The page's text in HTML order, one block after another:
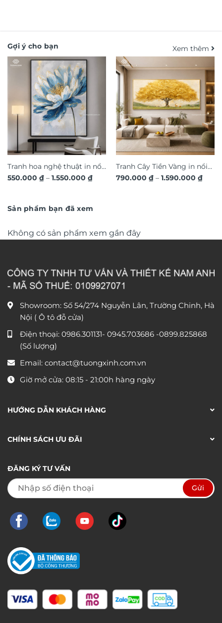
Gợi ý cho bạn Xem thêm
Tranh hoa nghệ thuật in nổi
3D hiệu ứng dát vàng sang
550.000 ₫ – 1.550.000 ₫Khoảng
1.550.000 ₫
Tranh Cây Tiền Vàng in nổi
3D dát vàng ánh kim sang
790.000 ₫ – 1.590.000 ₫
Sản phẩm bạn đã xem
Không có sản phẩm xem gần đây
Showroom: Số 54/274 Nguyễn Lân, Trường Chinh, Hà
Nội ( Ô tô đỗ cửa)
Điện thoại: 0986.301131- 0945.703686 -0899.825868
(Số lượng)
Email: contact@tuongxinh.com.vn
Giờ mở cửa: 08:15 - 21:00h hàng ngày
HƯỚNG DẪN KHÁCH HÀNG
CHÍNH SÁCH ƯU ĐÃI
ĐĂNG KÝ TƯ VẤN